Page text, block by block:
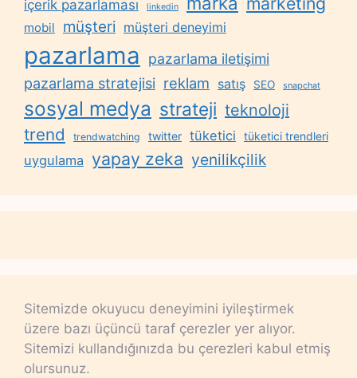
içerik pazarlaması linkedin
mobil müşteri müşteri deneyimi
pazarlama
pazarlama iletişimi
pazarlama stratejisi reklam satış SEO snapchat
sosyal medya strateji teknoloji
trend trendwatching twitter tüketici tüketici trendleri
uygulama yapay zeka yenilikçilik
Sitemizde okuyucu deneyimini iyileştirmek
üzere bazı üçüncü taraf çerezler yer alıyor.
Sitemizi kullandığınızda bu çerezleri kabul etmiş
olursunuz.